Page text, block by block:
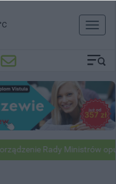
Toggle
Rady Ministrów